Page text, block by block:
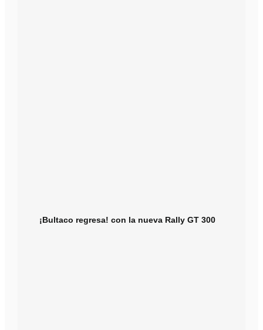
¡Bultaco regresa! con la nueva Rally GT 300